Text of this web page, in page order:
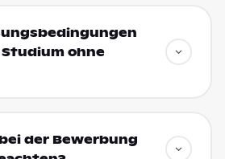
ohne
der Bewerbung